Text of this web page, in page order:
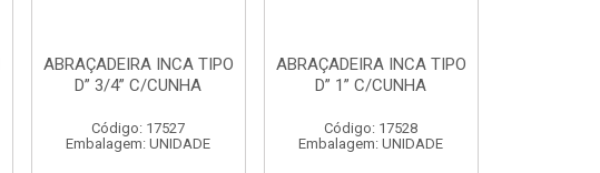
ABRAÇADEIRA INCA TIPO
D” 3/4” C/CUNHA
Código: 17527
Embalagem: UNIDADE
ABRAÇADEIRA INCA TIPO
D” 1” C/CUNHA
Código: 17528
Embalagem: UNIDADE